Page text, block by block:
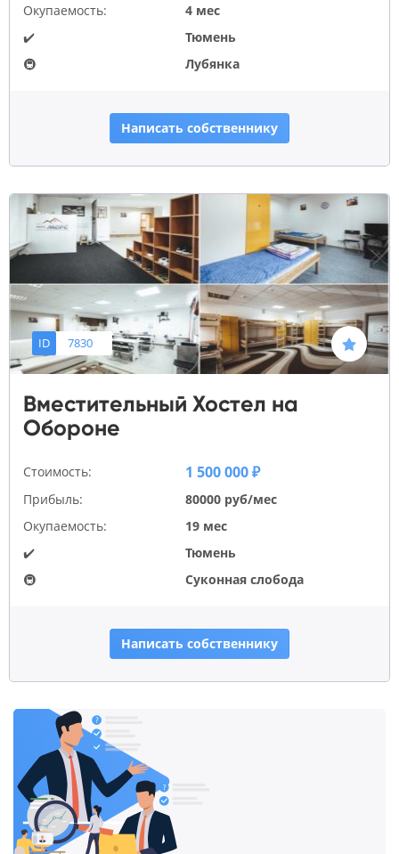
Окупаемость:
4 мес
✔️
Тюмень
🚇
Лубянка
Написать собственнику
ID 7830
Вместительный Хостел на
Обороне
Стоимость: 1 500 000 ₽
Прибыль:
80000 руб/мес
Окупаемость:
19 мес
✔️
Тюмень
🚇
Суконная слобода
Написать собственнику